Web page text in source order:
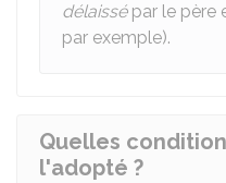
délaissépar le père
par exemple).
Quelles
l'adopté ?